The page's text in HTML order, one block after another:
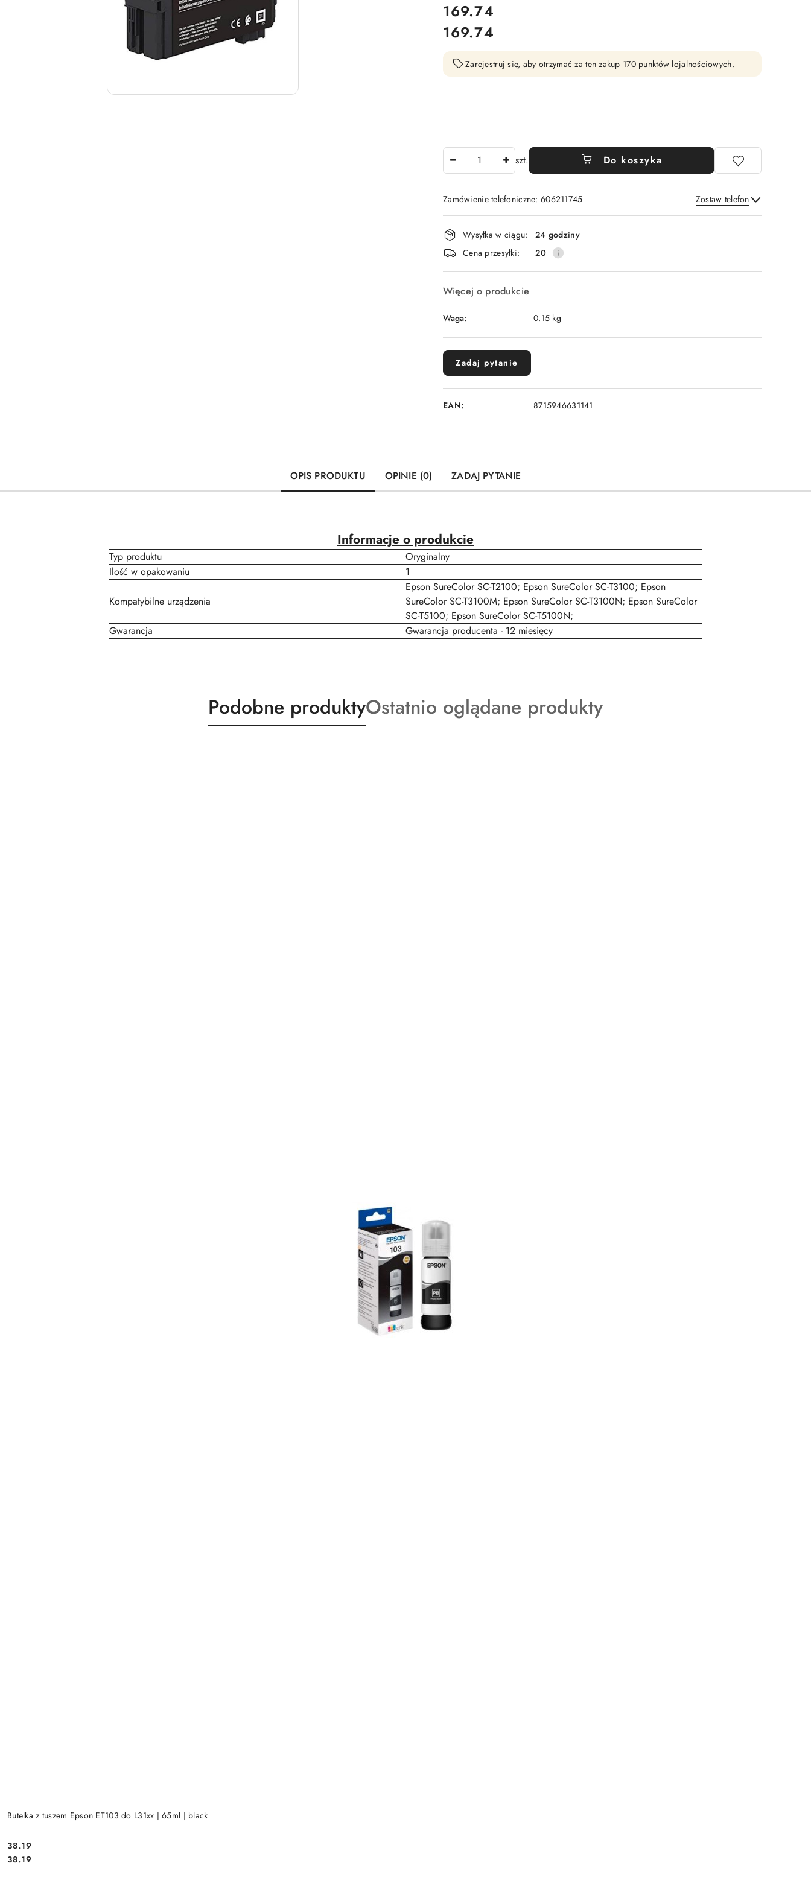
cena:
169.74
Cena:
169.74
Zarejestruj się, aby otrzymać za ten zakup 170 punktów lojalnościowych.
szt. Do koszyka
Zamówienie telefoniczne: 606211745 Zostaw telefon
Wyślij
Dostępność
i
dostawa
Wysyłka w ciągu:
24 godziny
Cena przesyłki:
20
Więcej o produkcie
Waga: 0.15 kg
Zadaj pytanie
EAN: 8715946631141
OPIS PRODUKTU OPINIE (0) ZADAJ PYTANIE
Informacje o produkcie
Typ produktu
Oryginalny
Ilość w opakowaniu
1
Kompatybilne urządzenia
Epson SureColor SC-T2100; Epson SureColor SC-T3100; Epson
SureColor SC-T3100M; Epson SureColor SC-T3100N; Epson SureColor
SC-T5100; Epson SureColor SC-T5100N;
Gwarancja
Gwarancja producenta - 12 miesięcy
Produkty
o
Podobne produktyProdukty
o
Ostatnio oglądane produkty
Butelka z tuszem Epson ET103 do L31xx | 65ml | black
Cena:
38.19
Cena:
38.19